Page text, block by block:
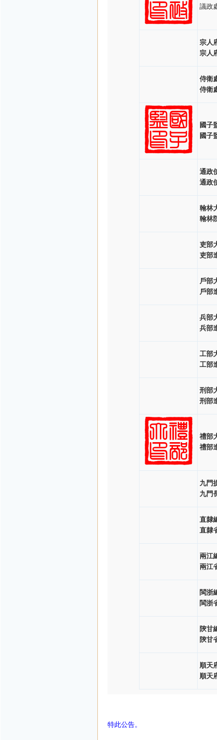
議政
宗人
宗人
侍衛
侍衛
國子
國子
通政
通政
翰林
翰林
吏部
吏部
戶部
戶部
兵部
兵部
工部
工部
刑部
刑部
禮部
禮部
九門
九門
直隸
直隸
兩江
兩江
閩浙
閩浙
陝甘
陝甘
順天
順天
特此公告。